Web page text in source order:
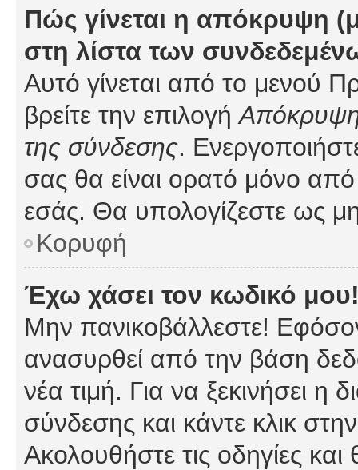
Πώς γίνεται η απόκρυψη
στη λίστα των
Αυτό γίνεται από το μενού
βρείτε την επιλογήΑπόκρυψη
της σύνδεσης.
σας θα είναι ορατό μόνο από
εσάς. Θα υπολογίζεστε ως
Κορυφή
Έχω χάσει τον κωδικό
Μην πανικοβάλλεστε!
ανασυρθεί από την βάση
νέα τιμή. Για να ξεκινήσει η
σύνδεσης και κάντε κλικ
Ακολουθήστε τις οδηγίες